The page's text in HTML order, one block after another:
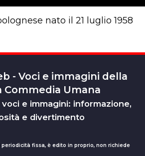
nato il 21 luglio 1958
- Voci e immagini della
Commedia Umana
e immagini: informazione,
e divertimento
periodicità fissa, è edito in proprio, non richiede